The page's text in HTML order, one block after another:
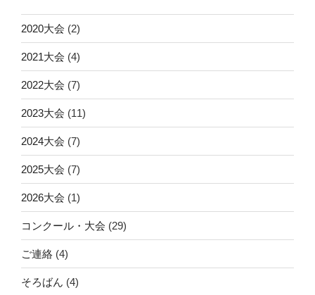
2020大会 (2)
2021大会 (4)
2022大会 (7)
2023大会 (11)
2024大会 (7)
2025大会 (7)
2026大会 (1)
コンクール・大会 (29)
ご連絡 (4)
そろばん (4)